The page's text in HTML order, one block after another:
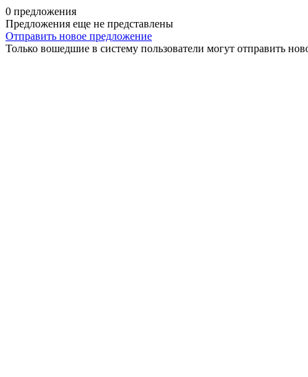
0 предложения
Предложения еще не представлены
Отправить новое предложение
Только вошедшие в систему пользователи могут отправить